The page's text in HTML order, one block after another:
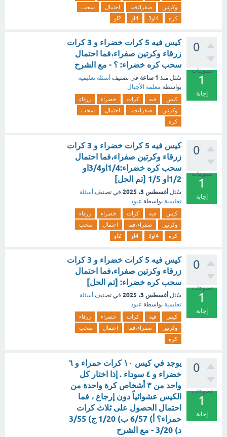
وكرتين
صفراءفما احتمال
سحب
كره
4او3 4او 2او
0
تصويتات
1
إجابة
كيس فيه 5 كرات خضراء و 3 كرات
زرقاء وكرتين صفراء،فما احتمال
سحب كره خضراء: ؟ - مع الشرح
سُئل منذ 1 ساعة في تصنيف أسئلة تعليمية
بواسطة معلمة الأجيال
كيس فيه كرات خضراء
زرقاء
وكرتين
صفراءفما احتمال
سحب
كره
0
تصويتات
1
إجابة
كيس فيه 5 كرات خضراء و 3 كرات
زرقاء وكرتين صفراء،فما احتمال
سحب كره خضراء:1/4او3/4او
1/2او 1/5 [تم الحل]
سُئل أغسطس 3، 2025 في تصنيف أسئلة
تعليمية بواسطة عبود
كيس فيه كرات خضراء
زرقاء
وكرتين
صفراء،فما احتمال
سحب
كره
4او3 4او 2او
0
تصويتات
1
إجابة
كيس فيه 5 كرات خضراء و 3 كرات
زرقاء وكرتين صفراء،فما احتمال
سحب كره خضراء: [تم الحل]
سُئل أغسطس 3، 2025 في تصنيف أسئلة
تعليمية بواسطة عبود
كيس فيه كرات خضراء
زرقاء
وكرتين
صفراء،فما احتمال
سحب
كره
0
تصويتات
1
إجابة
يوجد في كيس ١٠ كرات حمراء و ٦
خضراء و ٤ سوداء . إذا اختار كل
واحد من ٣ أشخاص كرة واحدة من
الكيس عشوائياً دون إرجاع ، فما
احتمال الحصول على ثلاث كرات
حمراء؟ أ) 6/57 ب) 1/20 ج) 3/55
د) 3/20 - مع الشرح